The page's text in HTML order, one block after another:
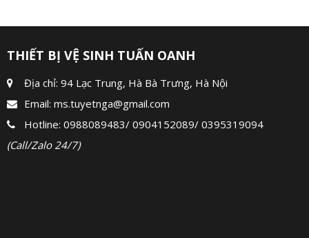
THIẾT BỊ VỆ SINH TUẤN OANH
Địa chỉ: 94 Lạc Trung, Hà Bà Trưng, Hà Nội
Email: ms.tuyetnga@gmail.com
Hotline: 0988089483/ 0904152089/ 0395319094
(Call/Zalo 24/7)